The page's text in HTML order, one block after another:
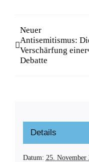
Neuer
Antisemitismus:
Verschärfung einer
Debatte
Details
Datum: 25. November